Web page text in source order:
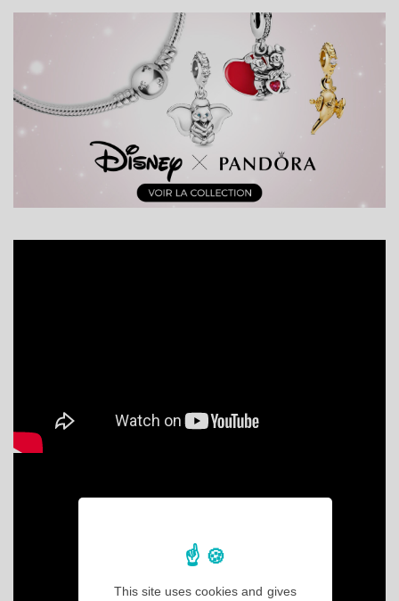
This site uses cookies and gives